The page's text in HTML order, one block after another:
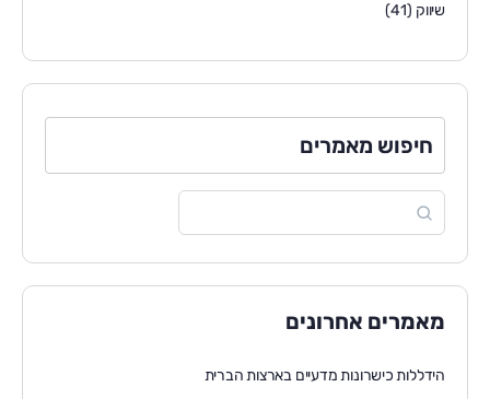
שיווק (41)
חיפוש מאמרים
מאמרים אחרונים
הידללות כישרונות מדעיים בארצות הברית